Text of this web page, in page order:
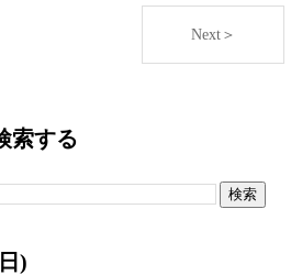
Next＞
索する
)